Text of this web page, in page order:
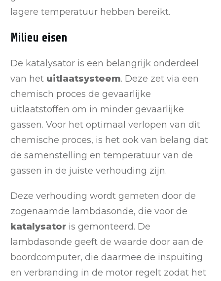
lagere temperatuur hebben bereikt.
Milieu eisen
De katalysator is een belangrijk onderdeel
van het uitlaatsysteem. Deze zet via een
chemisch proces de gevaarlijke
uitlaatstoffen om in minder gevaarlijke
gassen. Voor het optimaal verlopen van dit
chemische proces, is het ook van belang dat
de samenstelling en temperatuur van de
gassen in de juiste verhouding zijn.
Deze verhouding wordt gemeten door de
zogenaamde lambdasonde, die voor de
katalysator is gemonteerd. De
lambdasonde geeft de waarde door aan de
boordcomputer, die daarmee de inspuiting
en verbranding in de motor regelt zodat het